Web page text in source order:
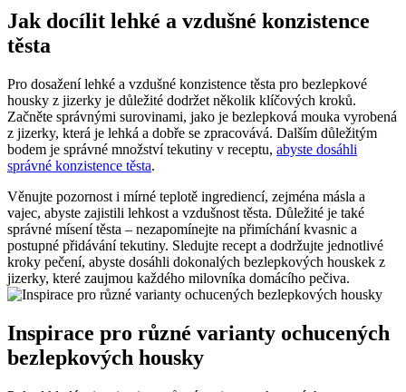
Jak docílit lehké a vzdušné konzistence
těsta
Pro dosažení lehké a vzdušné konzistence těsta pro bezlepkové
housky z jizerky je důležité dodržet několik klíčových kroků.
Začněte správnými surovinami, jako je bezlepková mouka vyrobená
z jizerky, která je lehká a dobře se zpracovává. Dalším důležitým
bodem je správné množství tekutiny v receptu, abyste dosáhli
správné konzistence těsta.
Věnujte pozornost i mírné teplotě ingrediencí, zejména másla a
vajec, abyste zajistili lehkost a vzdušnost těsta. Důležité je také
správné mísení těsta – nezapomínejte na přimíchání kvasnic a
postupné přidávání tekutiny. Sledujte recept a dodržujte jednotlivé
kroky pečení, abyste dosáhli dokonalých bezlepkových houskek z
jizerky, které zaujmou každého milovníka domácího pečiva.
Inspirace pro různé varianty ochucených
bezlepkových housky